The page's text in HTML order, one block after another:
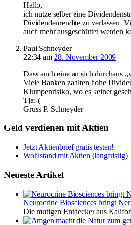
Hallo,
ich nutze selber eine
Dividendenrendite zu verlassen.
auch mehr ausgeschüttet werden
Paul Schneyder
22:34 am 28. November 2009
Dass auch eine an sich durchaus
Viele Banken zahlten hohe
Klumpenrisiko, wo es keiner
Tja:-(
Gruss P. Schneyder
Geld verdienen mit Aktien
Jetzt Aktienbrief gratis testen!
Wohlstand mit Aktien (langfristig)
Neueste Artikel
Neurocrine Biosciences bringt
Die mutigen Entdecker aus